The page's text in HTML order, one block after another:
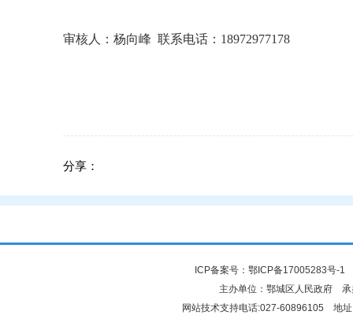
审核人： 杨向峰 联系电话： 18972977178
分享：
ICP备案号： 鄂ICP备17005283号-1
主办单位：鄂城区人民政府
网站技术支持电话:027-60896105 地